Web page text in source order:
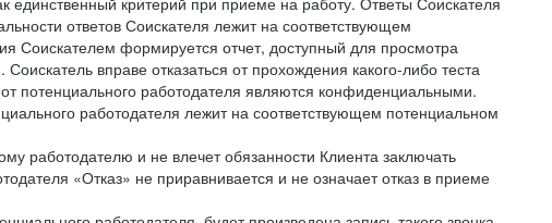
ответов Соискателя лежит на соответствующем
Соискателем формируется отчет, доступный для просмотра
вправе отказаться от прохождения какого-либо теста
потенциального работодателя являются конфиденциальными.
работодателя лежит на соответствующем потенциальном
работодателю и не влечет обязанности Клиента заключать
«Отказ» не приравнивается и не означает отказ в приеме